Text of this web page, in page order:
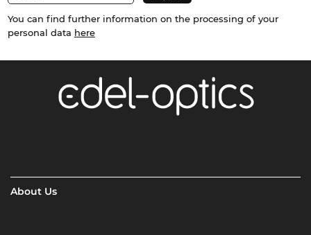
You can find further information on the processing of your
personal data here
About Us